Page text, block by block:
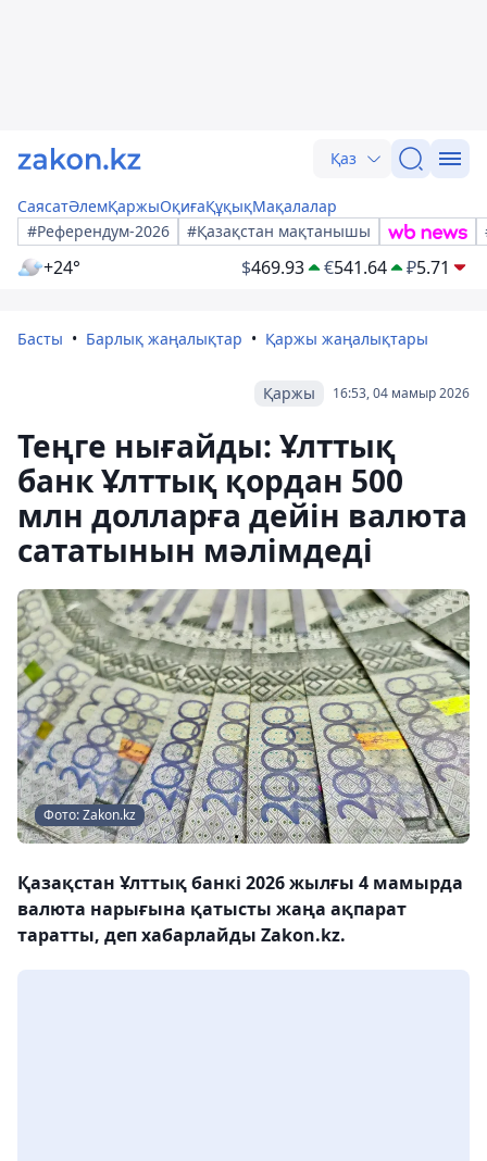
Қаз
СаясатӘлемҚаржыОқиғаҚұқықМақалалар
#Референдум-2026
#Қазақстан мақтанышы
+24° $469.93 €541.64 ₽5.71
Басты Барлық жаңалықтар Қаржы жаңалықтары
16:53, 04 мамыр 2026
Қаржы
Теңге нығайды: Ұлттық
банк Ұлттық қордан 500
млн долларға дейін валюта
сататынын мәлімдеді
Фото: Zakon.kz
Қазақстан Ұлттық банкі 2026 жылғы 4 мамырда
валюта нарығына қатысты жаңа ақпарат
таратты, деп хабарлайды Zakon.kz.